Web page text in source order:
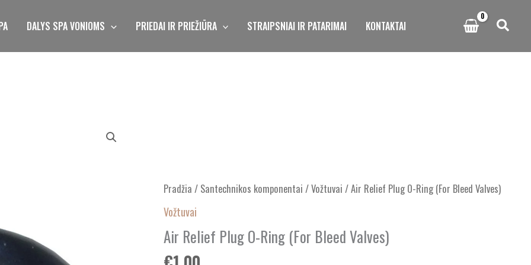
DALYS SPA VONIOMS PRIEDAI IR PRIEŽIŪRA STRAIPSNIAI IR PATARIMAI KONTAKTAI
Pradžia / Santechnikos komponentai /Vožtuvai / Air Relief Plug O-Ring (For Bleed Valves)
Vožtuvai
Air Relief Plug O-Ring (For Bleed Valves)
Plug
O-
(For
Bleed